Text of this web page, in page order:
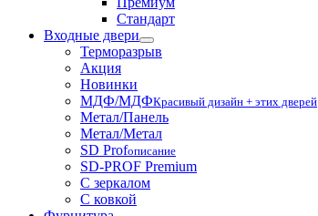
Стандарт
Входные двери
Терморазрыв
Акция
Новинки
МДФ/МДФКрасивый дизайн + этих дверей
Метал/Панель
Метал/Метал
SD Profописание
SD-PROF Premium
С зеркалом
С ковкой